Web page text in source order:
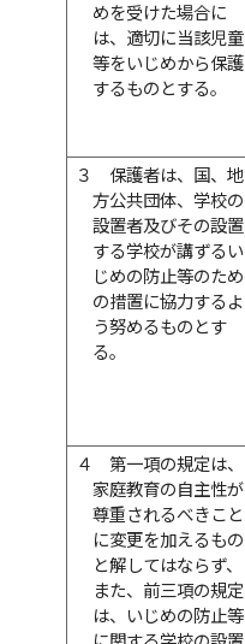
めを受けた場合に
は、適切に当該児童
等をいじめから保護
するものとする。
３
保護者は、国、地
方公共団体、学校の
設置者及びその設置
する学校が講ずるい
じめの防止等のため
の措置に協力するよ
う努めるものとす
る。
４
第一項の規定は、
家庭教育の自主性が
尊重されるべきこと
に変更を加えるもの
と解してはならず、
また、前三項の規定
は、いじめの防止等